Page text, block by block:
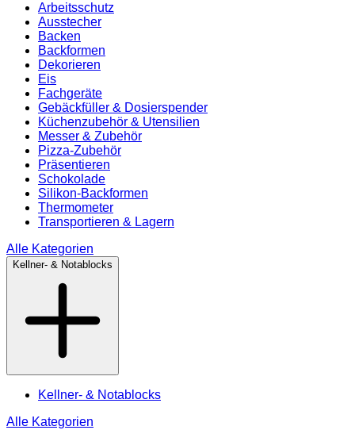
Arbeitsschutz
Ausstecher
Backen
Backformen
Dekorieren
Eis
Fachgeräte
Gebäckfüller & Dosierspender
Küchenzubehör & Utensilien
Messer & Zubehör
Pizza-Zubehör
Präsentieren
Schokolade
Silikon-Backformen
Thermometer
Transportieren & Lagern
Alle Kategorien
Kellner- & Notablocks
Kellner- & Notablocks
Alle Kategorien